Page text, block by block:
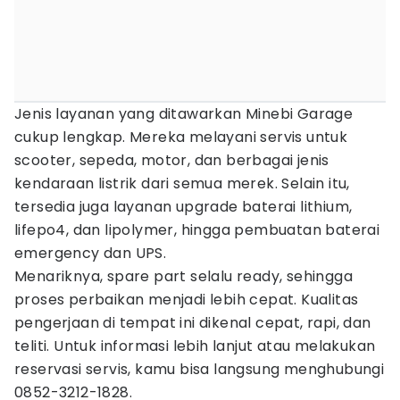
Jenis layanan yang ditawarkan Minebi Garage
cukup lengkap. Mereka melayani servis untuk
scooter, sepeda, motor, dan berbagai jenis
kendaraan listrik dari semua merek. Selain itu,
tersedia juga layanan upgrade baterai lithium,
lifepo4, dan lipolymer, hingga pembuatan baterai
emergency dan UPS.
Menariknya, spare part selalu ready, sehingga
proses perbaikan menjadi lebih cepat. Kualitas
pengerjaan di tempat ini dikenal cepat, rapi, dan
teliti. Untuk informasi lebih lanjut atau melakukan
reservasi servis, kamu bisa langsung menghubungi
0852-3212-1828.